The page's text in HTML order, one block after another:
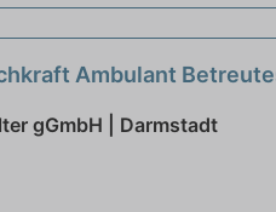
Ambulant
gGmbH | Darmstadt